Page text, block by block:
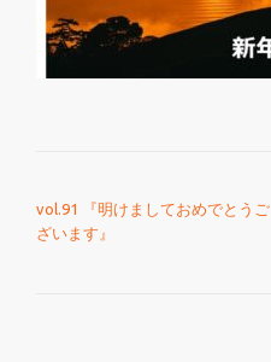
vol.91 『明けましておめでとうご
ざいます』